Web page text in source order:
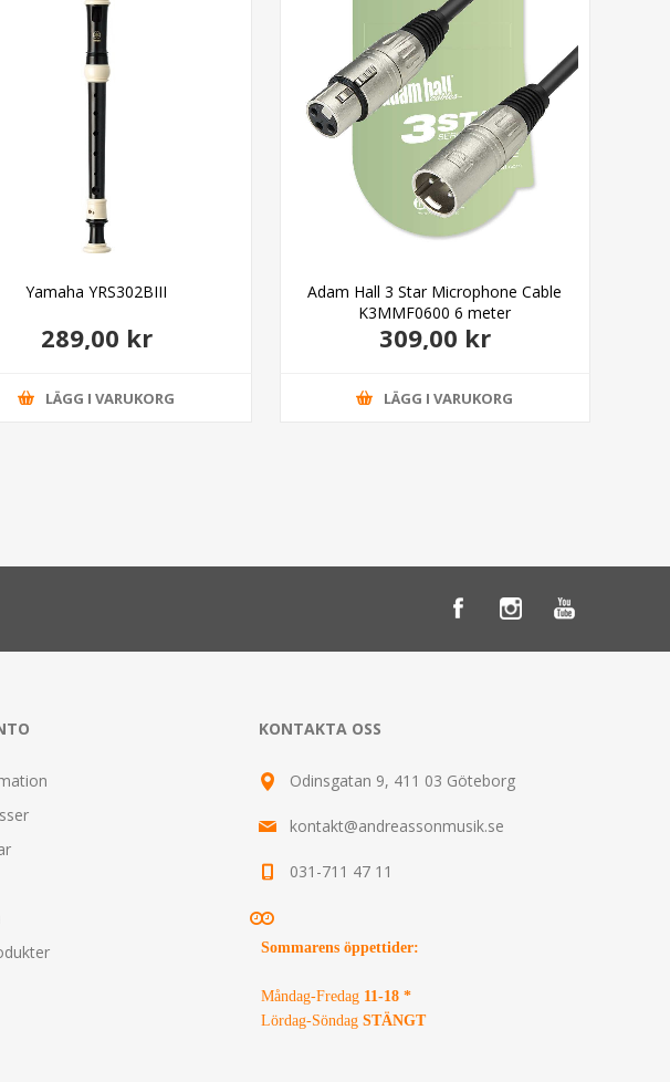
Yamaha YRS302BIII
289,00 kr
LÄGG I VARUKORG
Adam Hall 3 Star Microphone Cable
K3MMF0600 6 meter
309,00 kr
LÄGG I VARUKORG
KONTAKTA OSS
Odinsgatan 9, 411 03 Göteborg
kontakt@andreassonmusik.se
031-711 47 11
Sommarens öppettider:
Måndag-Fredag 11-18 *
Lördag-Söndag STÄNGT